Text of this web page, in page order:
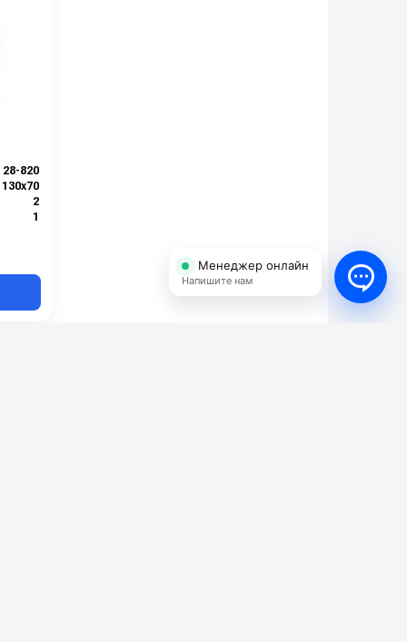
28-820
130х70
2
1
Менеджер онлайн
Напишите нам